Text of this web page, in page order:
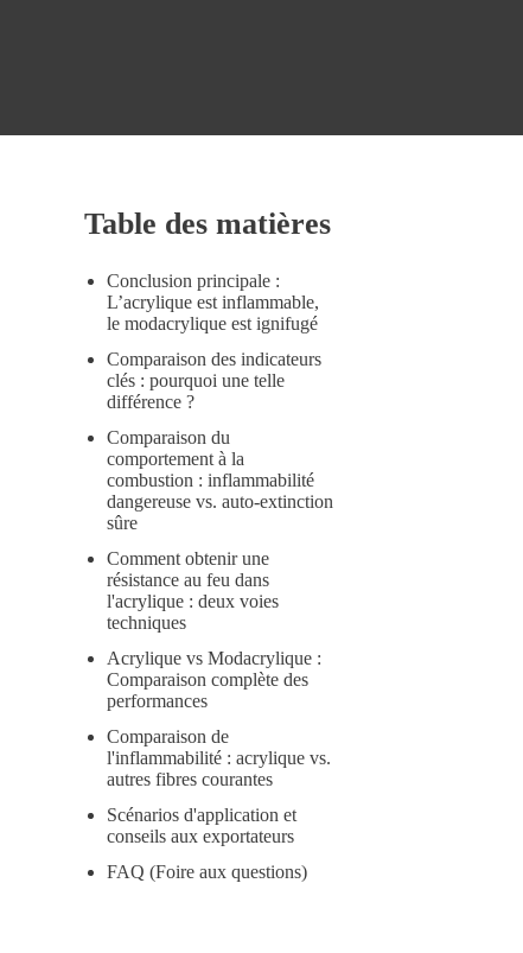
Table des matières
Conclusion principale :
L’acrylique est inflammable,
le modacrylique est ignifugé
Comparaison des indicateurs
clés : pourquoi une telle
différence ?
Comparaison du
comportement à la
combustion : inflammabilité
dangereuse vs. auto-extinction
sûre
Comment obtenir une
résistance au feu dans
l'acrylique : deux voies
techniques
Acrylique vs Modacrylique :
Comparaison complète des
performances
Comparaison de
l'inflammabilité : acrylique vs.
autres fibres courantes
Scénarios d'application et
conseils aux exportateurs
FAQ (Foire aux questions)